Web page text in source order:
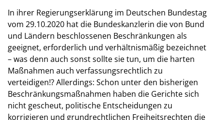
In ihrer Regierungserklärung im Deutschen Bundestag
vom 29.10.2020 hat die Bundeskanzlerin die von Bund
und Ländern beschlossenen Beschränkungen als
geeignet, erforderlich und verhältnismäßig bezeichnet
– was denn auch sonst sollte sie tun, um die harten
Maßnahmen auch verfassungsrechtlich zu
verteidigen!? Allerdings: Schon unter den bisherigen
Beschränkungsmaßnahmen haben die Gerichte sich
nicht gescheut, politische Entscheidungen zu
korrigieren und grundrechtlichen Freiheitsrechten die